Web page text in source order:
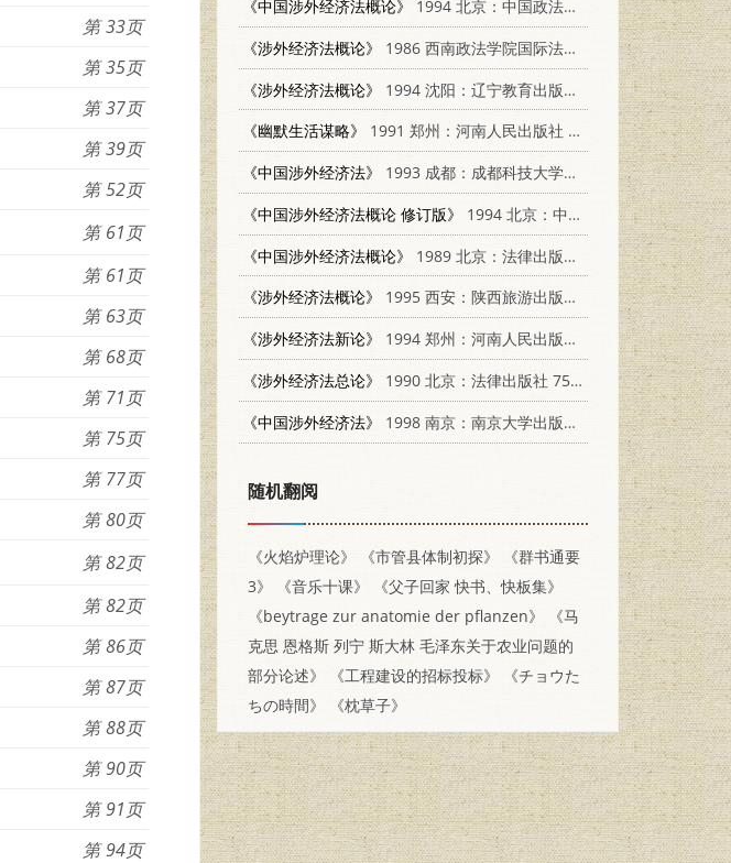
33
35
37
39
52
61
61
63
68
71
75
77
80
82
82
86
87
88
90
91
94
《中国涉外经济法概论》
1994 北京：中国政法大学出版社 7562012555
《涉外经济法概论》
1986 西南政法学院国际法教研室
《涉外经济法概论》
1994 沈阳：辽宁教育出版社 7538213033
《幽默生活谋略》
1991 郑州：河南人民出版社 7215016684
《中国涉外经济法》
1993 成都：成都科技大学出版社 7561619278
《中国涉外经济法概论 修订版》
1994 北京：中国政法大学出版社 7562015171
《中国涉外经济法概论》
1989 北京：法律出版社 7503605588
《涉外经济法概论》
1995 西安：陕西旅游出版社 7541811939
《涉外经济法新论》
1994 郑州：河南人民出版社 7215002144
《涉外经济法总论》
1990 北京：法律出版社 7503601175
《中国涉外经济法》
1998 南京：南京大学出版社 7305031313
随机翻阅
《火焰炉理论》 《市管县体制初探》
《群书通要
3》
《音乐十课》
《父子回家 快书、快板集》
《beytrage zur anatomie der pflanzen》
《马
克思 恩格斯 列宁 斯大林 毛泽东关于农业问题的
部分论述》
《工程建设的招标投标》
《チョウた
ちの時間》
《枕草子》